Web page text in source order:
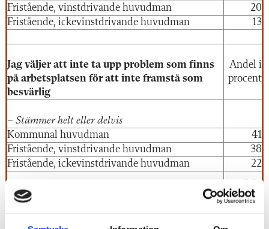
Fristående, vinstdrivande huvudman
20
Fristående, ickevinstdrivande huvudman
13
Jag väljer att inte ta upp problem som finns
på arbetsplatsen för att inte framstå som
besvärlig
Andel i
procent
– Stämmer helt eller delvis
Kommunal huvudman
41
Fristående, vinstdrivande huvudman
38
Fristående, ickevinstdrivande huvudman
22
Jag känner en rädsla för att öppet prata om
problem som finns på arbetsplatsen
procent